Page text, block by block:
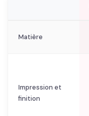
Matière
Impression et
finition